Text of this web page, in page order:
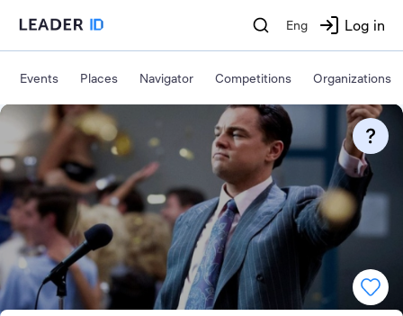
Eng Log in
Events Places Navigator Competitions Organizations